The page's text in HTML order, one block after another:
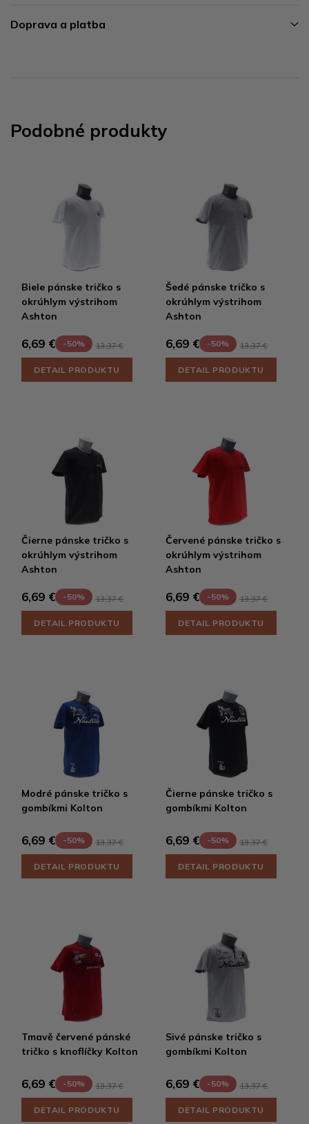
Doprava a platba
Podobné produkty
Biele pánske tričko s
okrúhlym výstrihom
Ashton
6,69 € -50% 13,37 €
DETAIL PRODUKTU
Šedé pánske tričko s
okrúhlym výstrihom
Ashton
6,69 € -50% 13,37 €
DETAIL PRODUKTU
Čierne pánske tričko s
okrúhlym výstrihom
Ashton
6,69 € -50% 13,37 €
DETAIL PRODUKTU
Červené pánske tričko s
okrúhlym výstrihom
Ashton
6,69 € -50% 13,37 €
DETAIL PRODUKTU
Modré pánske tričko s
gombíkmi Kolton
6,69 € -50% 13,37 €
DETAIL PRODUKTU
Čierne pánske tričko s
gombíkmi Kolton
6,69 € -50% 13,37 €
DETAIL PRODUKTU
Tmavě červené pánské
tričko s knoflíčky Kolton
6,69 € -50% 13,37 €
DETAIL PRODUKTU
Sivé pánske tričko s
gombíkmi Kolton
6,69 € -50% 13,37 €
DETAIL PRODUKTU